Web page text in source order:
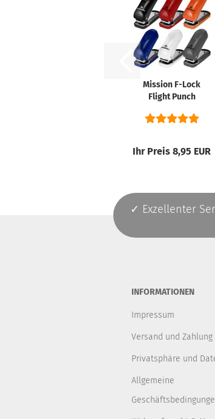
Mission F-Lock
Flight Punch
Locher...
Ihr Preis 8,95 EUR
✓ Exzellenter
INFORMATIONEN
Impressum
Versand und Zahlung
Privatsphäre und
Allgemeine